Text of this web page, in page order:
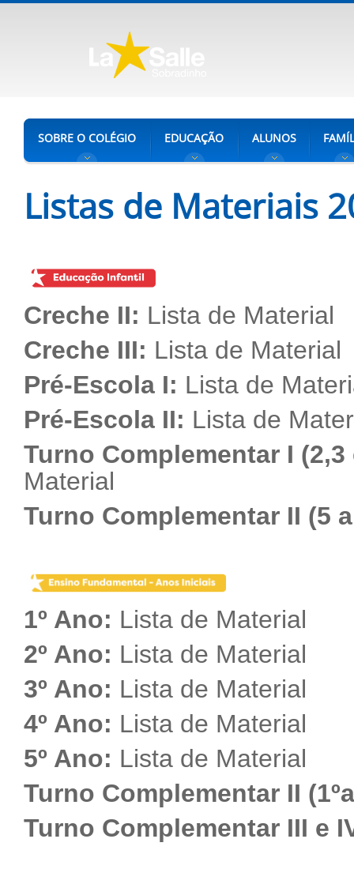
SOBRE O COLÉGIO EDUCAÇÃO ALUNOS
Listas de Materiais
Creche II: Lista de Material
Creche III: Lista de Material
Pré-Escola I: Lista de
Pré-Escola II: Lista de
Turno Complementar I
Material
Turno Complementar II (5
1º Ano: Lista de Material
2º Ano: Lista de Material
3º Ano: Lista de Material
4º Ano: Lista de Material
5º Ano: Lista de Material
Turno Complementar II
Turno Complementar III e